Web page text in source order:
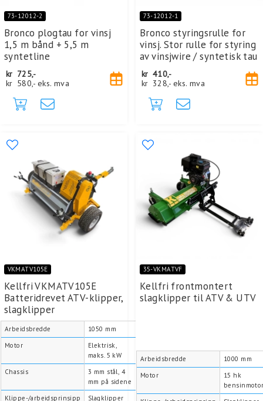
73-12012-2
Bronco plogtau for vinsj
1,5 m bånd + 5,5 m
syntetline
kr 725,-
kr 580,- eks. mva
73-12012-1
Bronco styringsrulle for
vinsj. Stor rulle for styring
av vinsjwire / syntetisk tau
kr 410,-
kr 328,- eks. mva
VKMATV105E
Kellfri VKMATV105E
Batteridrevet ATV-klipper,
slagklipper
Arbeidsbredde
1050 mm
Motor
Elektrisk,
maks. 5 kW
Chassis
3 mm stål, 4
mm på sidene
Klippe-/arbeidsprinsipp
Slagklipper
35-VKMATVF
Kellfri frontmontert
slagklipper til ATV & UTV
Arbeidsbredde
1000 mm
Motor
15 hk